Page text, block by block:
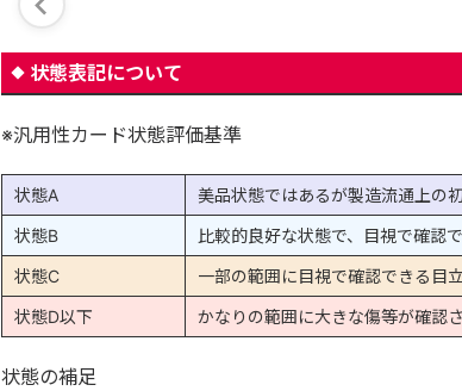
状態表記について
※汎用性カード状態評価基準
状態A
美品状態ではあるが製造流通上の
状態B
比較的良好な状態で、目視で確認
状態C
一部の範囲に目視で確認できる目
状態D以下
かなりの範囲に大きな傷等が確認さ
状態の補足